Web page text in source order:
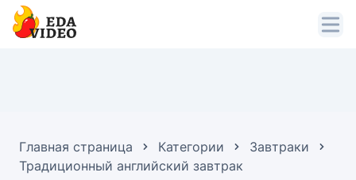
Главная страница Категории
Завтраки
Традиционный английский завтрак